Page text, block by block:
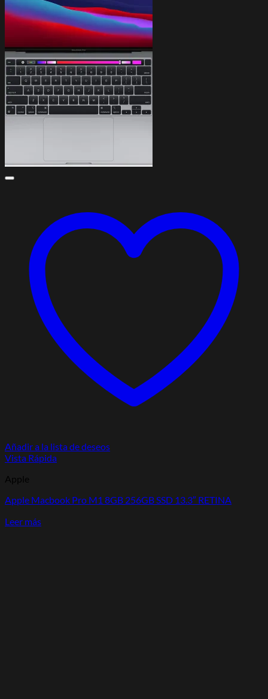
Añadir a la lista de deseos
Vista Rápida
Apple
Apple Macbook Pro M1 8GB 256GB SSD 13.3″ RETINA
Leer más